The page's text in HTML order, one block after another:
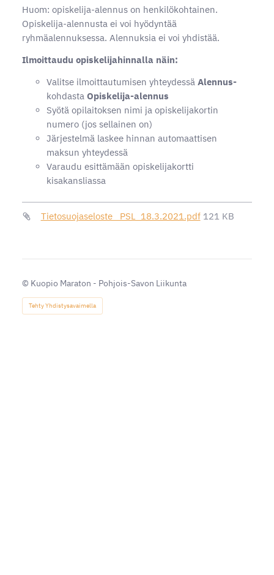
Tietosuojaseloste _PSL_18.3.2021.pdf 121 KB
Huom: opiskelija-alennus on henkilökohtainen.
Opiskelija-alennusta ei voi hyödyntää
ryhmäalennuksessa. Alennuksia ei voi yhdistää.
Ilmoittaudu opiskelijahinnalla näin:
Valitse ilmoittautumisen yhteydessä Alennus-
kohdasta Opiskelija-alennus
Syötä opilaitoksen nimi ja opiskelijakortin
numero (jos sellainen on)
Järjestelmä laskee hinnan automaattisen
maksun yhteydessä
Varaudu esittämään opiskelijakortti
kisakansliassa
© Kuopio Maraton - Pohjois-Savon Liikunta
Tehty Yhdistysavaimella